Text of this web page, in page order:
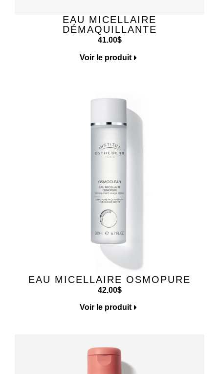
EAU MICELLAIRE
DÉMAQUILLANTE
41.00$
Voir le produit
EAU MICELLAIRE OSMOPURE
42.00$
Voir le produit